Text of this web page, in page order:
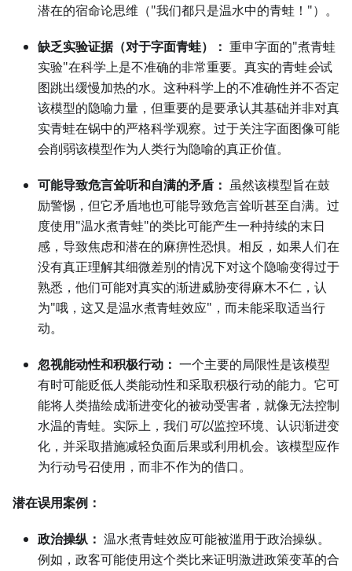
潜在的宿命论思维（"我们都只是温水中的青蛙！"）。
缺乏实验证据（对于字面青蛙）： 重申字面的"煮青蛙
实验"在科学上是不准确的非常重要。真实的青蛙会试
图跳出缓慢加热的水。这种科学上的不准确性并不否定
该模型的隐喻力量，但重要的是要承认其基础并非对真
实青蛙在锅中的严格科学观察。过于关注字面图像可能
会削弱该模型作为人类行为隐喻的真正价值。
可能导致危言耸听和自满的矛盾： 虽然该模型旨在鼓
励警惕，但它矛盾地也可能导致危言耸听甚至自满。过
度使用"温水煮青蛙"的类比可能产生一种持续的末日
感，导致焦虑和潜在的麻痹性恐惧。相反，如果人们在
没有真正理解其细微差别的情况下对这个隐喻变得过于
熟悉，他们可能对真实的渐进威胁变得麻木不仁，认
为"哦，这又是温水煮青蛙效应"，而未能采取适当行
动。
忽视能动性和积极行动： 一个主要的局限性是该模型
有时可能贬低人类能动性和采取积极行动的能力。它可
能将人类描绘成渐进变化的被动受害者，就像无法控制
水温的青蛙。实际上，我们可以监控环境、认识渐进变
化，并采取措施减轻负面后果或利用机会。该模型应作
为行动号召使用，而非不作为的借口。
潜在误用案例：
政治操纵： 温水煮青蛙效应可能被滥用于政治操纵。
例如，政客可能使用这个类比来证明激进政策变革的合